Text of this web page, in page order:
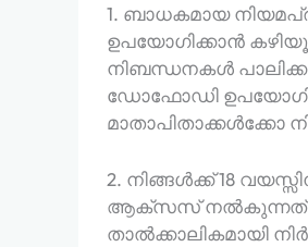
1. ബാധകമായ
ഉപയോഗിക്കാൻ
നിബന്ധനകൾ
ഡോഫോഡി
മാതാപിതാക്കൾക്കോ
2. നിങ്ങൾക്ക് 18
ആക്‌സസ് നൽകുന്നത്
താൽക്കാലികമായി